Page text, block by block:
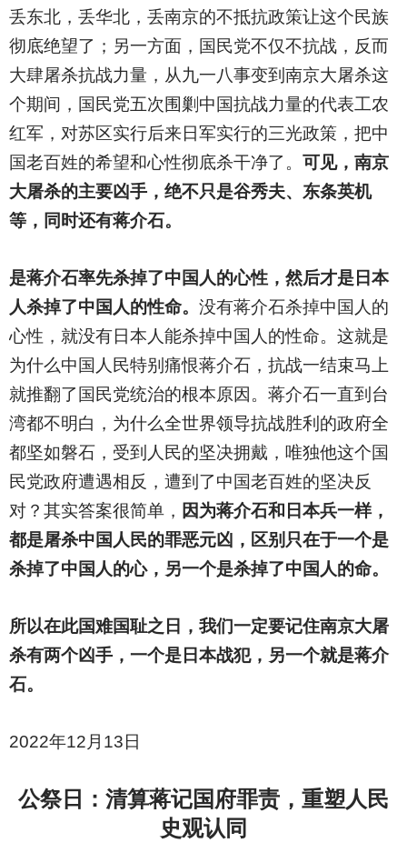
丢东北，丢华北，丢南京的不抵抗政策让这个民族
彻底绝望了；另一方面，国民党不仅不抗战，反而
大肆屠杀抗战力量，从九一八事变到南京大屠杀这
个期间，国民党五次围剿中国抗战力量的代表工农
红军，对苏区实行后来日军实行的三光政策，把中
国老百姓的希望和心性彻底杀干净了。 可见，南京
大屠杀的主要凶手，绝不只是谷秀夫、东条英机
等，同时还有蒋介石。
是蒋介石率先杀掉了中国人的心性，然后才是日本
人杀掉了中国人的性命。 没有蒋介石杀掉中国人的
心性，就没有日本人能杀掉中国人的性命。这就是
为什么中国人民特别痛恨蒋介石，抗战一结束马上
就推翻了国民党统治的根本原因。蒋介石一直到台
湾都不明白，为什么全世界领导抗战胜利的政府全
都坚如磐石，受到人民的坚决拥戴，唯独他这个国
民党政府遭遇相反，遭到了中国老百姓的坚决反
对？其实答案很简单， 因为蒋介石和日本兵一样，
都是屠杀中国人民的罪恶元凶，区别只在于一个是
杀掉了中国人的心，另一个是杀掉了中国人的命。
所以在此国难国耻之日，我们一定要记住南京大屠
杀有两个凶手，一个是日本战犯，另一个就是蒋介
石。
2022年12月13日
公祭日：清算蒋记国府罪责，重塑人民
史观认同